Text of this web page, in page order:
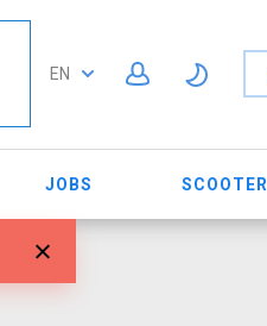
EN
JOBS SCOOTER